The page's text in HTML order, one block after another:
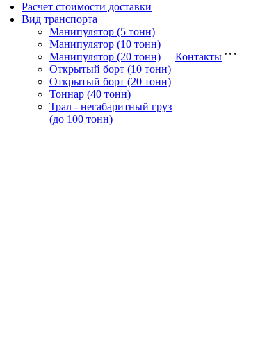
Расчет стоимости доставки
Вид транспорта
Манипулятор (5 тонн)
Манипулятор (10 тонн)
Манипулятор (20 тонн)
Открытый борт (10 тонн)
Открытый борт (20 тонн)
Тоннар (40 тонн)
Трал - негабаритный груз
(до 100 тонн)
Контакты